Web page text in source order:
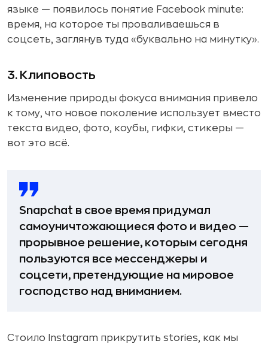
языке — появилось понятие Facebook minute:
время, на которое ты проваливаешься в
соцсеть, заглянув туда «буквально на минутку».
3. Клиповость
Изменение природы фокуса внимания привело
к тому, что новое поколение использует вместо
текста видео, фото, коубы, гифки, стикеры —
вот это всё.
Snapchat в свое время придумал
самоуничтожающиеся фото и видео —
прорывное решение, которым сегодня
пользуются все мессенджеры и
соцсети, претендующие на мировое
господство над вниманием.
Стоило Instagram прикрутить stories, как мы